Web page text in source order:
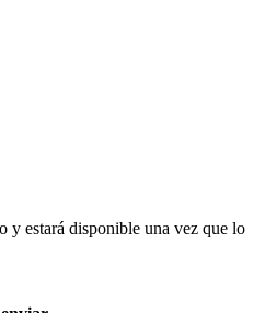
y estará disponible una vez que lo